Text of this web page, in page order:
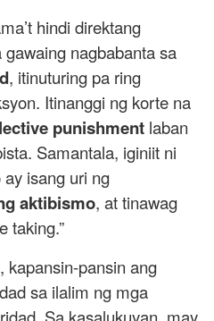
hindi direktang
nagbabanta sa
, itinuturing pa ring
Itinanggi ng korte na
punishment laban
Samantala, iginiit ni
isang uri ng
aktibismo, at tinawag
taking.”
kapansin-pansin ang
sa ilalim ng mga
Sa kasalukuyan, may